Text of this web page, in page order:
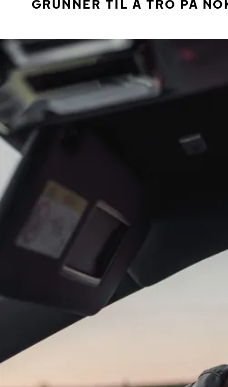
GRUNNER TIL Å TRO PÅ